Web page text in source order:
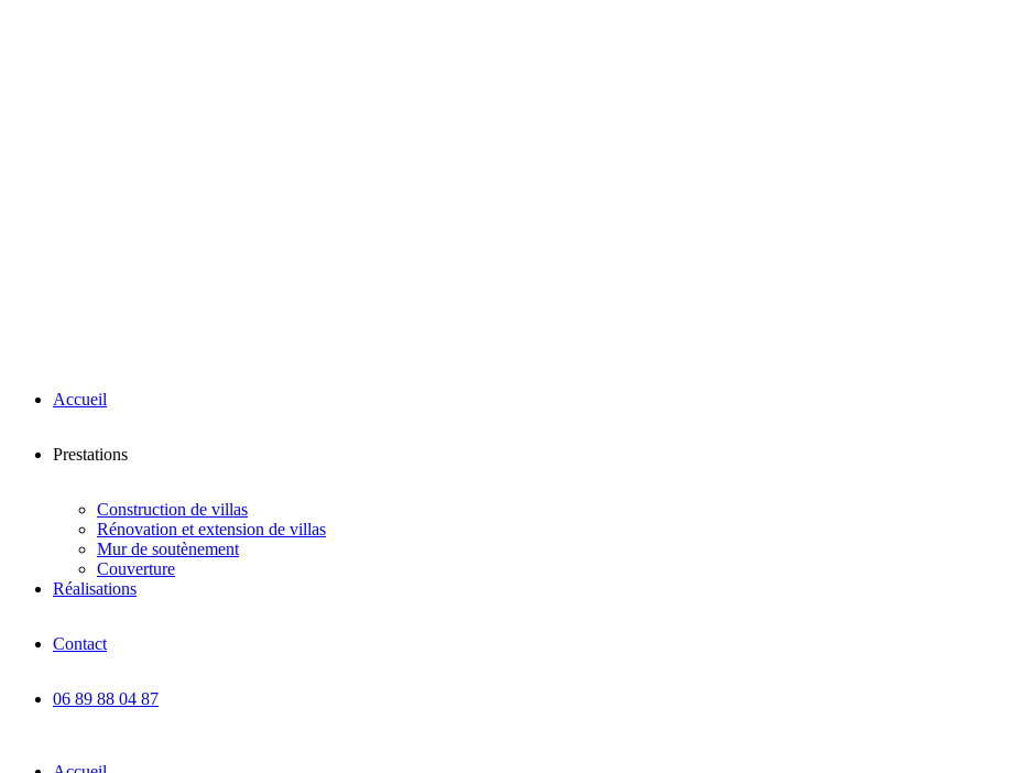
Accueil
Prestations
Construction de villas
Rénovation et extension de villas
Mur de soutènement
Couverture
Réalisations
Contact
06 89 88 04 87